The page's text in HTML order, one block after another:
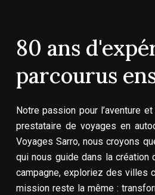
80 ans
parcourus
Notre passion pour l’aventure
prestataire de voyages en
Voyages Sarro, nous croyons
qui nous guide dans la
campagne, exploriez des villes
mission reste la même :